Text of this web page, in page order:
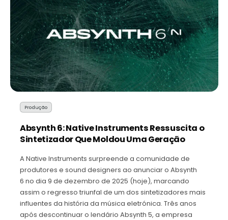
Produção
Absynth 6: Native Instruments Ressuscita o
Sintetizador Que Moldou Uma Geração
A Native Instruments surpreende a comunidade de
produtores e sound designers ao anunciar o Absynth
6 no dia 9 de dezembro de 2025 (hoje), marcando
assim o regresso triunfal de um dos sintetizadores mais
influentes da história da música eletrónica. Três anos
após descontinuar o lendário Absynth 5, a empresa